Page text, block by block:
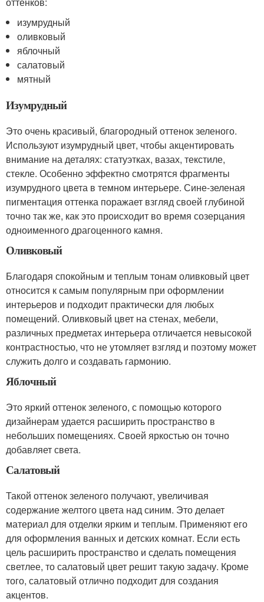
изумрудный
оливковый
яблочный
салатовый
мятный
Изумрудный
Это очень красивый, благородный оттенок зеленого.
Используют изумрудный цвет, чтобы акцентировать
внимание на деталях: статуэтках, вазах, текстиле,
стекле. Особенно эффектно смотрятся фрагменты
изумрудного цвета в темном интерьере. Сине-зеленая
пигментация оттенка поражает взгляд своей глубиной
точно так же, как это происходит во время созерцания
одноименного драгоценного камня.
Оливковый
Благодаря спокойным и теплым тонам оливковый цвет
относится к самым популярным при оформлении
интерьеров и подходит практически для любых
помещений. Оливковый цвет на стенах, мебели,
различных предметах интерьера отличается невысокой
контрастностью, что не утомляет взгляд и поэтому может
служить долго и создавать гармонию.
Яблочный
Это яркий оттенок зеленого, с помощью которого
дизайнерам удается расширить пространство в
небольших помещениях. Своей яркостью он точно
добавляет света.
Салатовый
Такой оттенок зеленого получают, увеличивая
содержание желтого цвета над синим. Это делает
материал для отделки ярким и теплым. Применяют его
для оформления ванных и детских комнат. Если есть
цель расширить пространство и сделать помещения
светлее, то салатовый цвет решит такую задачу. Кроме
того, салатовый отлично подходит для создания
акцентов.